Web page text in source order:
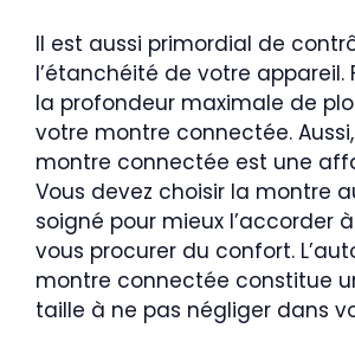
Il est aussi primordial de
l’étanchéité de votre appareil.
la profondeur maximale de
votre montre connectée.
montre connectée est une
Vous devez choisir la montre
soigné pour mieux l’accorder
vous procurer du confort.
montre connectée constitue
taille à ne pas négliger dans